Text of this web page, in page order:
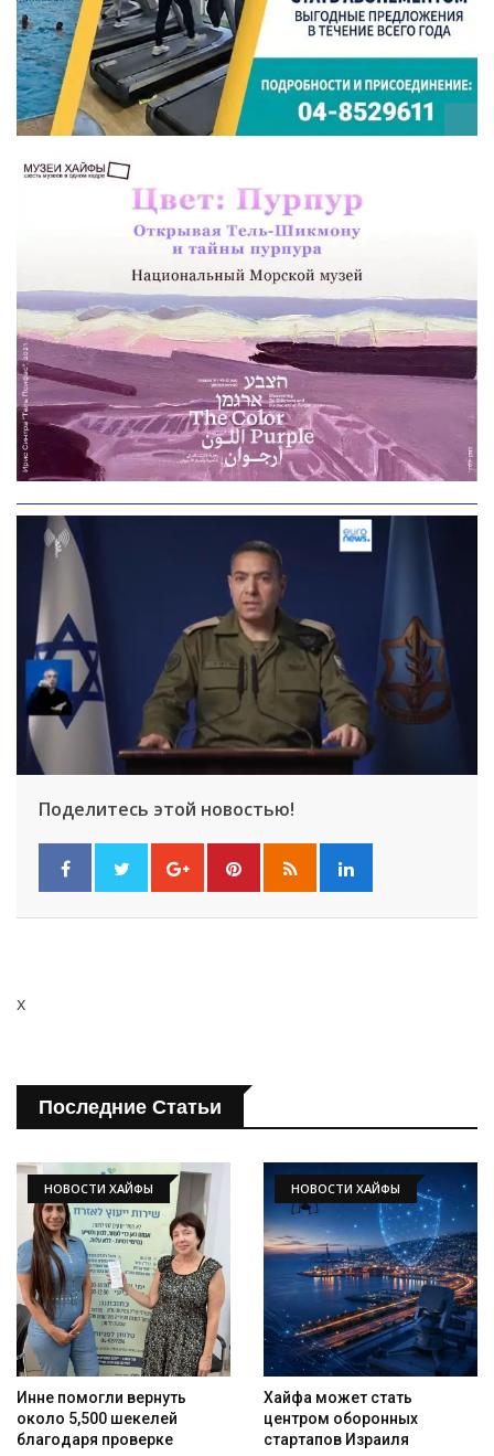
Поделитесь этой новостью!
x
Последние Статьи
НОВОСТИ ХАЙФЫ
Инне помогли вернуть
около 5,500 шекелей
благодаря проверке
НОВОСТИ ХАЙФЫ
Хайфа может стать
центром оборонных
стартапов Израиля